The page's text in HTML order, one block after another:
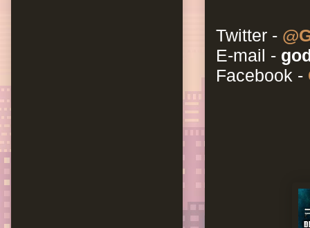
Twitter -
E-mail -
Facebook -